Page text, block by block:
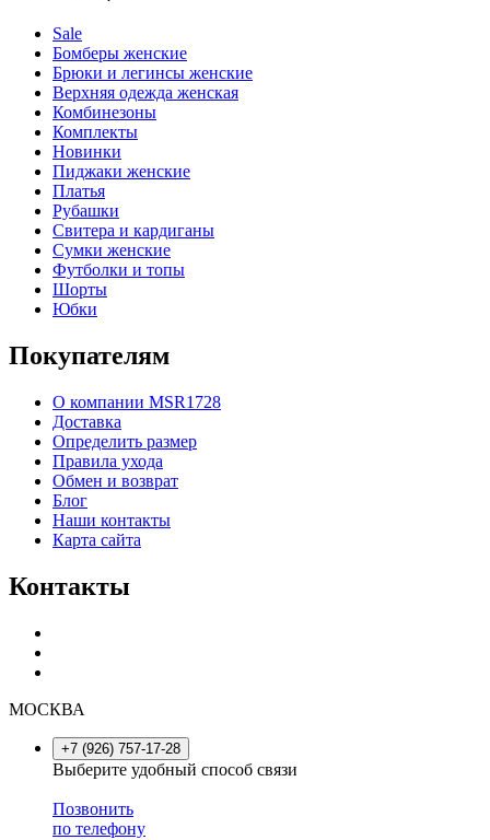
Sale
Бомберы женские
Брюки и легинсы женские
Верхняя одежда женская
Комбинезоны
Комплекты
Новинки
Пиджаки женские
Платья
Рубашки
Свитера и кардиганы
Сумки женские
Футболки и топы
Шорты
Юбки
Покупателям
О компании MSR1728
Доставка
Определить размер
Правила ухода
Обмен и возврат
Блог
Наши контакты
Карта сайта
Контакты
МОСКВА
+7 (926) 757-17-28
Выберите удобный способ связи
Позвонить
по телефону